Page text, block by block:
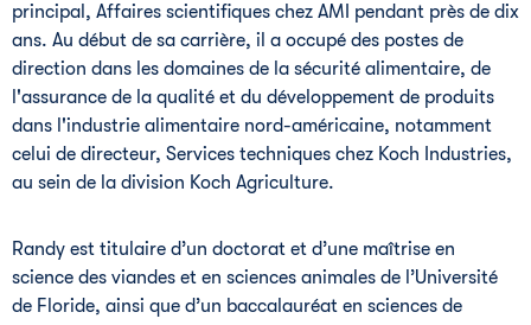
principal, Affaires scientifiques chez AMI pendant près de dix
ans. Au début de sa carrière, il a occupé des postes de
direction dans les domaines de la sécurité alimentaire, de
l'assurance de la qualité et du développement de produits
dans l'industrie alimentaire nord-américaine, notamment
celui de directeur, Services techniques chez Koch Industries,
au sein de la division Koch Agriculture.
Randy est titulaire d’un doctorat et d’une maîtrise en
science des viandes et en sciences animales de l’Université
de Floride, ainsi que d’un baccalauréat en sciences de